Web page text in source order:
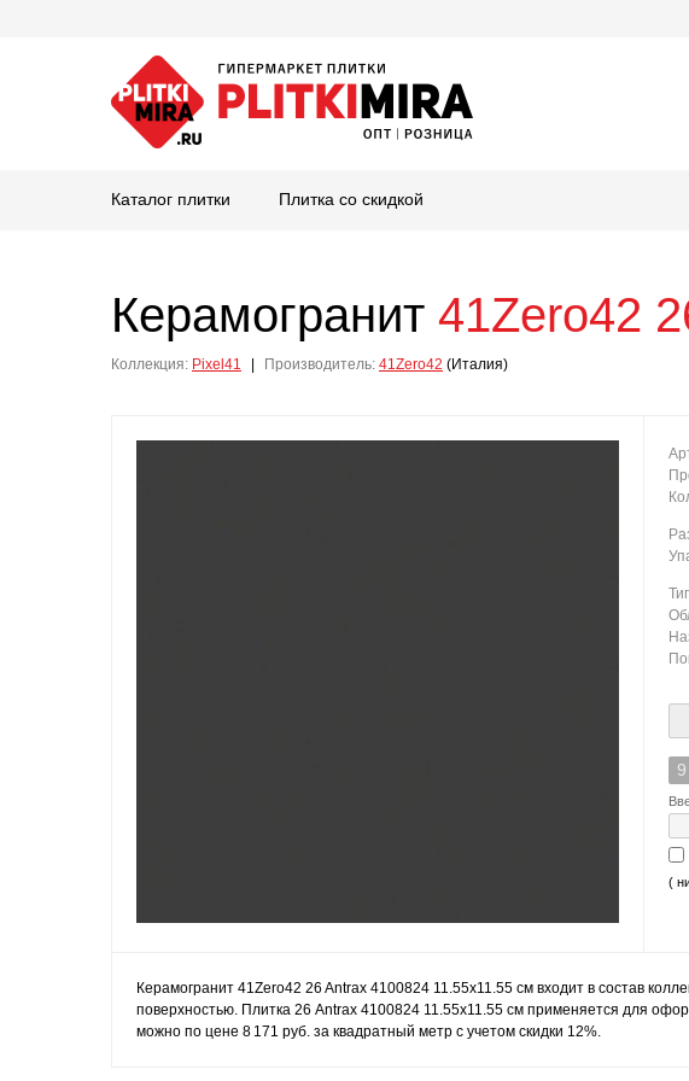
Каталог плитки Плитка со скидкой
Керамогранит 41Zero42
Коллекция: Pixel41 Производитель: 41Zero42 (Италия)
(
Керамогранит 41Zero42 26 Antrax 4100824 11.55x11.55 см входит в состав
поверхностью. Плитка 26 Antrax 4100824 11.55x11.55 см применяется для
можно по цене 8 171 руб. за квадратный метр с учетом скидки 12%.